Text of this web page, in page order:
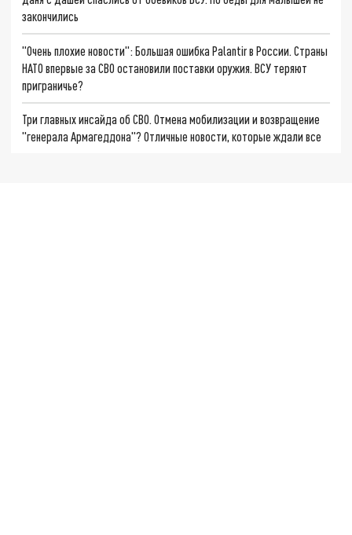
закончились
"Очень плохие новости": Большая ошибка Palantir в России. Страны
НАТО впервые за СВО остановили поставки оружия. ВСУ теряют
приграничье?
Три главных инсайда об СВО. Отмена мобилизации и возвращение
"генерала Армагеддона"? Отличные новости, которые ждали все